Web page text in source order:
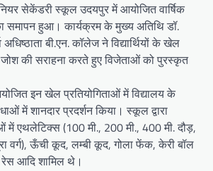
सेकेंडरी स्कूल उदयपुर में आयोजित वार्षिक
समापन हुआ। कार्यक्रम के मुख्य अतिथि डॉ.
अधिष्‍ठाता बी.एन. कॉलेज ने विद्यार्थियों के खेल
की सराहना करते हुए विजेताओं को पुरस्कृत
इन खेल प्रतियोगिताओं में विद्यालय के
में शानदार प्रदर्शन किया। स्‍कूल द्वारा
में एथलेटिक्स (100 मी., 200 मी., 400 मी. दौड़,
वर्ग), ऊँची कूद, लम्‍बी कूद, गोला फेंक, केरी बॉल
आदि शामिल थे।